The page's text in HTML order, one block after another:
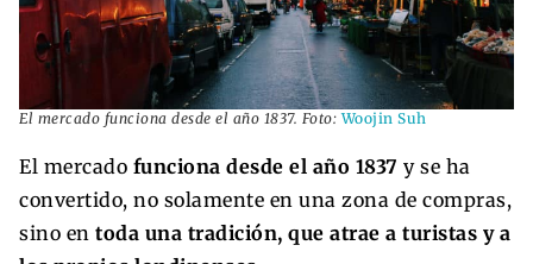
El mercado funciona desde el año 1837. Foto:Woojin Suh
El mercado funciona desde el año 1837 y se ha
convertido, no solamente en una zona de compras,
sino en toda una tradición, que atrae a turistas y a